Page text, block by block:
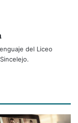
del Liceo